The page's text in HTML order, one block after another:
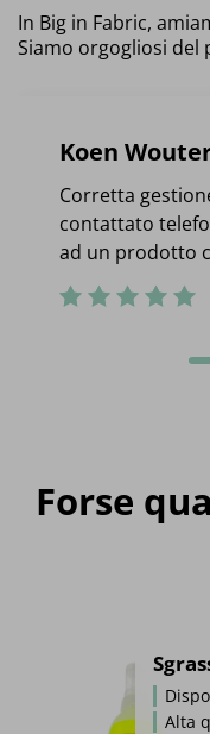
In Big in Fabric,
Siamo orgogliosi
Koen
Corretta
contattato
ad un prodotto
Forse
Alta